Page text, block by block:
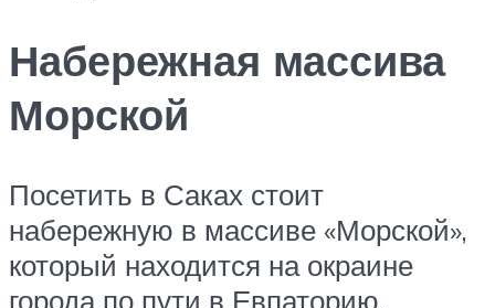
Набережная массива
Морской
Посетить в Саках стоит
набережную в массиве «Морской»,
который находится на окраине
города по пути в Евпаторию.